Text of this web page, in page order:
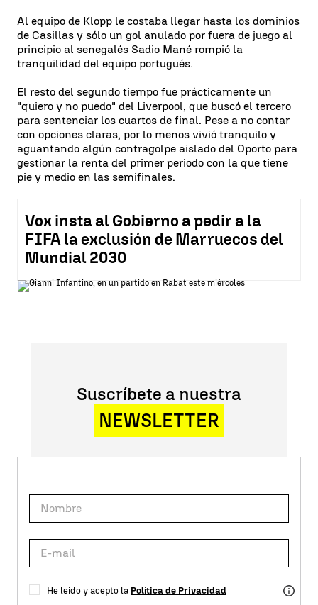
Al equipo de Klopp le costaba llegar hasta los dominios
de Casillas y sólo un gol anulado por fuera de juego al
principio al senegalés Sadio Mané rompió la
tranquilidad del equipo portugués.
El resto del segundo tiempo fue prácticamente un
"quiero y no puedo" del Liverpool, que buscó el tercero
para sentenciar los cuartos de final. Pese a no contar
con opciones claras, por lo menos vivió tranquilo y
aguantando algún contragolpe aislado del Oporto para
gestionar la renta del primer periodo con la que tiene
pie y medio en las semifinales.
Vox insta al Gobierno a pedir a la
FIFA la exclusión de Marruecos del
Mundial 2030
Suscríbete a nuestra
NEWSLETTER
He leído y acepto la Política de Privacidad